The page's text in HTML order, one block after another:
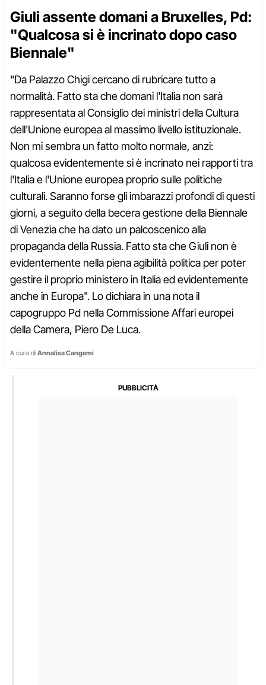
Giuli assente domani a Bruxelles, Pd:
"Qualcosa si è incrinato dopo caso
Biennale"
"Da Palazzo Chigi cercano di rubricare tutto a
normalità. Fatto sta che domani l'Italia non sarà
rappresentata al Consiglio dei ministri della Cultura
dell'Unione europea al massimo livello istituzionale.
Non mi sembra un fatto molto normale, anzi:
qualcosa evidentemente si è incrinato nei rapporti tra
l'Italia e l'Unione europea proprio sulle politiche
culturali. Saranno forse gli imbarazzi profondi di questi
giorni, a seguito della becera gestione della Biennale
di Venezia che ha dato un palcoscenico alla
propaganda della Russia. Fatto sta che Giuli non è
evidentemente nella piena agibilità politica per poter
gestire il proprio ministero in Italia ed evidentemente
anche in Europa". Lo dichiara in una nota il
capogruppo Pd nella Commissione Affari europei
della Camera, Piero De Luca.
A cura di Annalisa Cangemi